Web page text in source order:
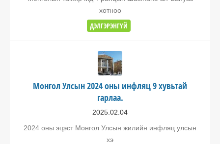
хотноо
ДЭЛГЭРЭНГҮЙ
Монгол Улсын 2024 оны инфляц 9 хувьтай
гарлаа.
2025.02.04
2024 оны эцэст Монгол Улсын жилийн инфляц улсын
хэ